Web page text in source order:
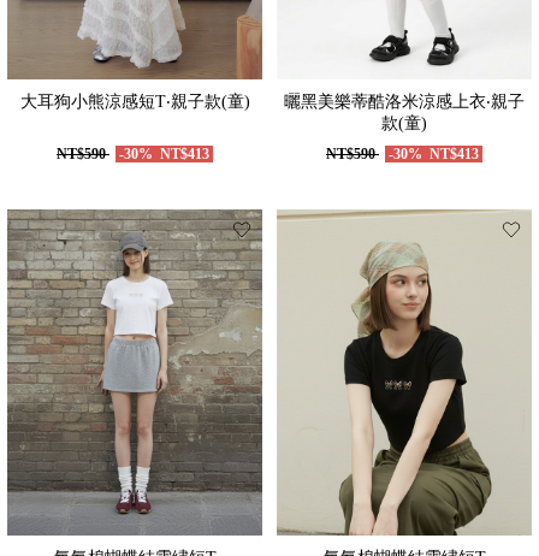
大耳狗小熊涼感短T‧親子款(童)
NT$590 -30% NT$413
曬黑美樂蒂酷洛米涼感上衣‧親子
款(童)
NT$590 -30% NT$413